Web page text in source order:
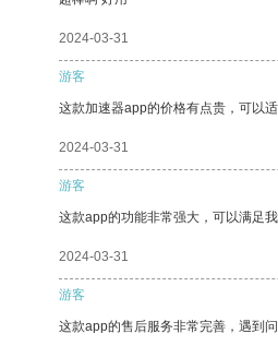
2024-03-31
游客
这款加速器app的价格有点贵，可以
2024-03-31
游客
这款app的功能非常强大，可以满足
2024-03-31
游客
这款app的售后服务非常完善，遇到